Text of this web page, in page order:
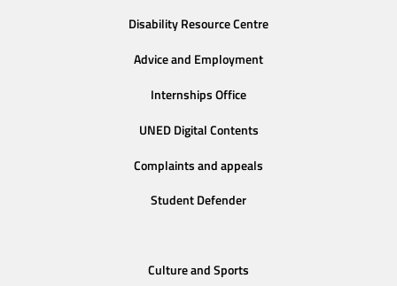
Disability Resource Centre
Advice and Employment
Internships Office
UNED Digital Contents
Complaints and appeals
Student Defender
Culture and Sports